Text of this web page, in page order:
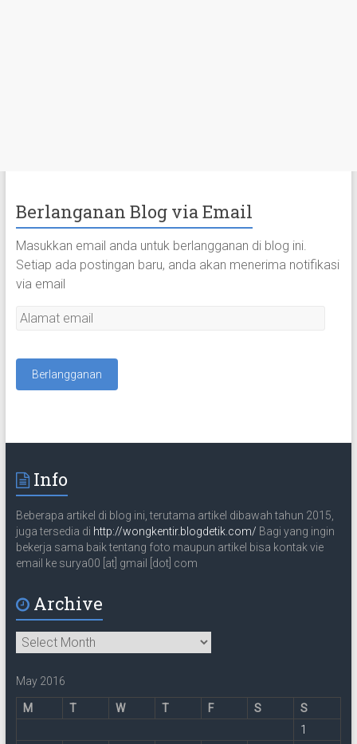
Berlanganan Blog via Email
Masukkan email anda untuk berlangganan di blog ini.
Setiap ada postingan baru, anda akan menerima notifikasi
via email
A
a
i
Info
Beberapa artikel di blog ini, terutama artikel dibawah tahun 2015,
juga tersedia di http://wongkentir.blogdetik.com/ Bagi yang ingin
bekerja sama baik tentang foto maupun artikel bisa kontak vie
email ke surya00 [at] gmail [dot] com
Archive
Archive
May 2016
M T W T F S
S
1